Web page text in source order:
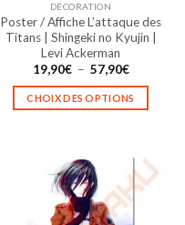
DÉCORATION
Poster / Affiche L’attaque des
Titans | Shingeki no Kyujin |
Levi Ackerman
19,90€ – 57,90€Plage
prix :
19,90€
CHOIX DES OPTIONS
a
plusieurs
variations.
Les